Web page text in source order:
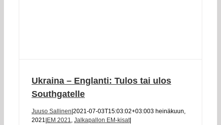
Ukraina – Englanti: Tulos tai ulos
Southgatelle
Juuso Sallinen 2021-07-03T15:03:02+03:003 heinäkuun,
2021 EM 2021, Jalkapallon EM-kisat|